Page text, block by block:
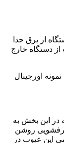
از برق جدا
دستگاه خارج
اورجینال
در این بخش به
روشن
این عیوب در